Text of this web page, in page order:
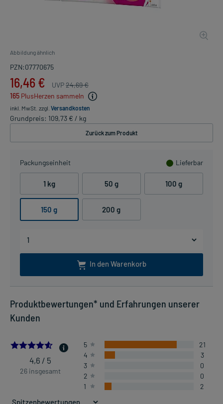
Abbildung ähnlich
PZN:07770675
16,46 € UVP24,69 €
165 PlusHerzen sammeln
inkl. MwSt. zzgl. Versandkosten
Grundpreis: 109,73 € / kg
Zurück zum Produkt
Packungseinheit Lieferbar
1 kg 50 g 100 g
150 g 200 g
In den Warenkorb
Produktbewertungen* und Erfahrungen unserer
Kunden
4.576923076923077
4,6 / 5
26 insgesamt
5
21
4
3
3
0
2
0
1
2